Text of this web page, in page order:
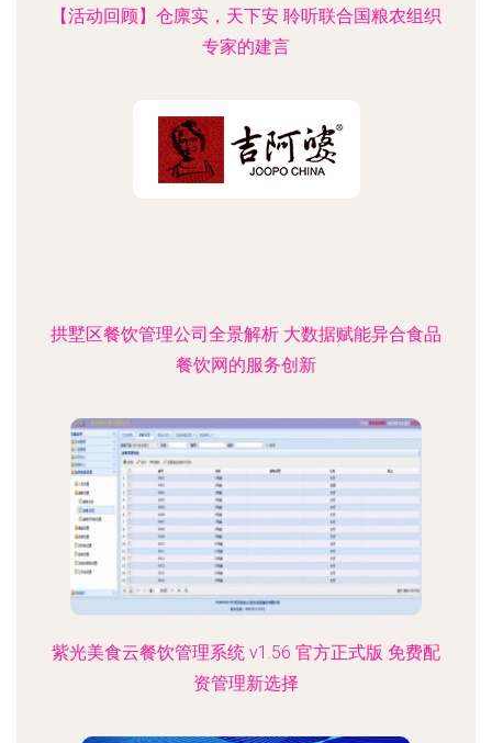
【活动回顾】仓廪实，天下安 聆听联合国粮农组织
专家的建言
拱墅区餐饮管理公司全景解析 大数据赋能异合食品
餐饮网的服务创新
紫光美食云餐饮管理系统 v1.56 官方正式版 免费配
资管理新选择